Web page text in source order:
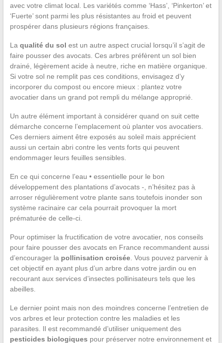
avec votre climat local. Les variétés comme ‘Hass’, ‘Pinkerton’ et
‘Fuerte’ sont parmi les plus résistantes au froid et peuvent
prospérer dans plusieurs régions françaises.
La qualité du sol est un autre aspect crucial lorsqu’il s’agit de
faire pousser des avocats. Ces arbres préfèrent un sol bien
drainé, légèrement acide à neutre, riche en matière organique.
Si votre sol ne remplit pas ces conditions, envisagez d’y
incorporer du compost ou encore mieux : plantez votre
avocatier dans un grand pot rempli du mélange approprié.
Un autre élément important à considérer quand on suit cette
démarche concerne l’emplacement où planter vos avocatiers.
Ces derniers aiment être exposés au soleil mais apprécient
aussi un certain abri contre les vents forts qui peuvent
endommager leurs feuilles sensibles.
En ce qui concerne l’eau • essentielle pour le bon
développement des plantations d’avocats -, n’hésitez pas à
arroser régulièrement votre plante sans toutefois inonder son
système racinaire car cela pourrait provoquer la mort
prématurée de celle-ci.
Pour optimiser la fructification de votre avocatier, nos conseils
pour faire pousser des avocats en France recommandent aussi
d’encourager la pollinisation croisée. Vous pouvez parvenir à
cet objectif en ayant plus d’un arbre dans votre jardin ou en
recourant aux services d’insectes pollinisateurs tels que les
abeilles.
Le dernier point mais non des moindres concerne l’entretien de
vos arbres et leur protection contre les maladies et les
parasites. Il est recommandé d’utiliser uniquement des
pesticides biologiques pour préserver notre environnement et